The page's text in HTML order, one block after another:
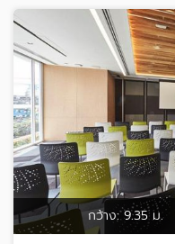
กว้าง: 9.35 ม.